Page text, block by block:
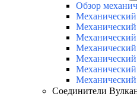
Обзор
Соединители